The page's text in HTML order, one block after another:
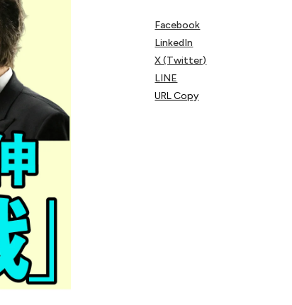
Facebook
LinkedIn
X (Twitter)
LINE
URL Copy